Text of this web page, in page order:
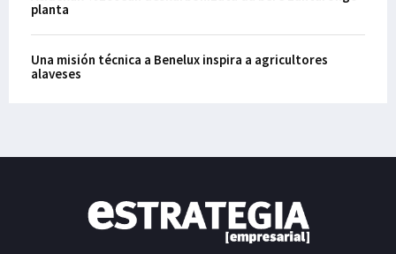
planta
Una misión técnica a Benelux inspira a agricultores
alaveses